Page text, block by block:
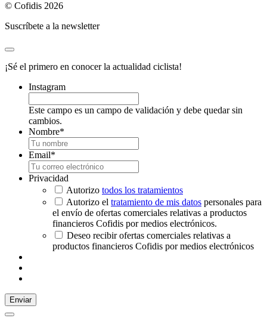
© Cofidis 2026
Suscríbete a la newsletter
¡Sé el primero en conocer la actualidad ciclista!
Instagram
Este campo es un campo de validación y debe quedar sin
cambios.
Nombre*
Email*
Privacidad
Autorizo todos los tratamientos
Autorizo el tratamiento de mis datos personales para
el envío de ofertas comerciales relativas a productos
financieros Cofidis por medios electrónicos.
Deseo recibir ofertas comerciales relativas a
productos financieros Cofidis por medios electrónicos
Enviar